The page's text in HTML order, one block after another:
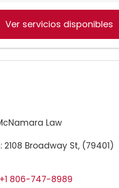
Ver servicios disponibles
Law
: 2108 Broadway St, (79401)
+1 806-747-8989